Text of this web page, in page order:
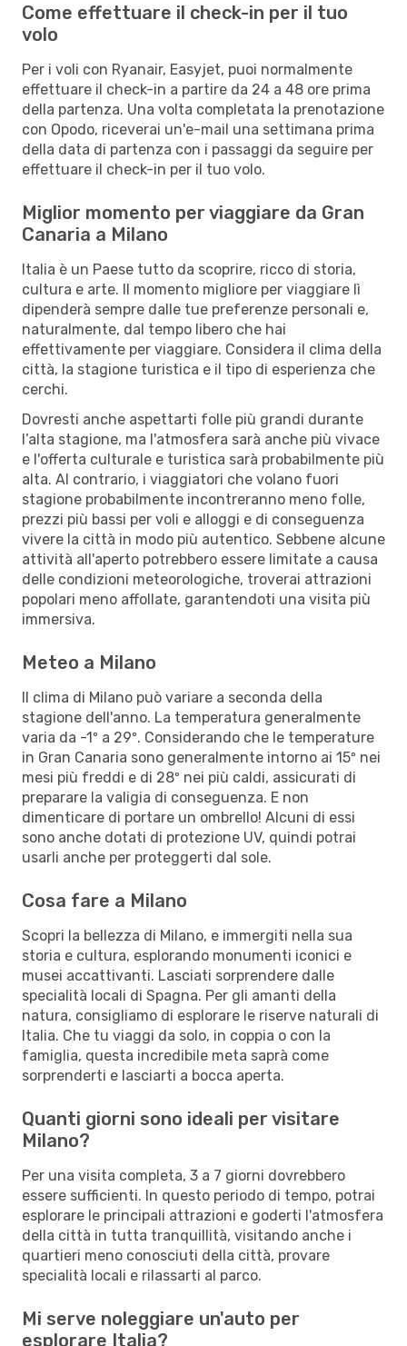
Come effettuare il check-in per il tuo
volo
Per i voli con Ryanair, Easyjet, puoi normalmente
effettuare il check-in a partire da 24 a 48 ore prima
della partenza. Una volta completata la prenotazione
con Opodo, riceverai un'e-mail una settimana prima
della data di partenza con i passaggi da seguire per
effettuare il check-in per il tuo volo.
Miglior momento per viaggiare da Gran
Canaria a Milano
Italia è un Paese tutto da scoprire, ricco di storia,
cultura e arte. Il momento migliore per viaggiare lì
dipenderà sempre dalle tue preferenze personali e,
naturalmente, dal tempo libero che hai
effettivamente per viaggiare. Considera il clima della
città, la stagione turistica e il tipo di esperienza che
cerchi.
Dovresti anche aspettarti folle più grandi durante
l’alta stagione, ma l'atmosfera sarà anche più vivace
e l'offerta culturale e turistica sarà probabilmente più
alta. Al contrario, i viaggiatori che volano fuori
stagione probabilmente incontreranno meno folle,
prezzi più bassi per voli e alloggi e di conseguenza
vivere la città in modo più autentico. Sebbene alcune
attività all'aperto potrebbero essere limitate a causa
delle condizioni meteorologiche, troverai attrazioni
popolari meno affollate, garantendoti una visita più
immersiva.
Meteo a Milano
Il clima di Milano può variare a seconda della
stagione dell'anno. La temperatura generalmente
varia da -1º a 29º. Considerando che le temperature
in Gran Canaria sono generalmente intorno ai 15º nei
mesi più freddi e di 28º nei più caldi, assicurati di
preparare la valigia di conseguenza. E non
dimenticare di portare un ombrello! Alcuni di essi
sono anche dotati di protezione UV, quindi potrai
usarli anche per proteggerti dal sole.
Cosa fare a Milano
Scopri la bellezza di Milano, e immergiti nella sua
storia e cultura, esplorando monumenti iconici e
musei accattivanti. Lasciati sorprendere dalle
specialità locali di Spagna. Per gli amanti della
natura, consigliamo di esplorare le riserve naturali di
Italia. Che tu viaggi da solo, in coppia o con la
famiglia, questa incredibile meta saprà come
sorprenderti e lasciarti a bocca aperta.
Quanti giorni sono ideali per visitare
Milano?
Per una visita completa, 3 a 7 giorni dovrebbero
essere sufficienti. In questo periodo di tempo, potrai
esplorare le principali attrazioni e goderti l'atmosfera
della città in tutta tranquillità, visitando anche i
quartieri meno conosciuti della città, provare
specialità locali e rilassarti al parco.
Mi serve noleggiare un'auto per
esplorare Italia?